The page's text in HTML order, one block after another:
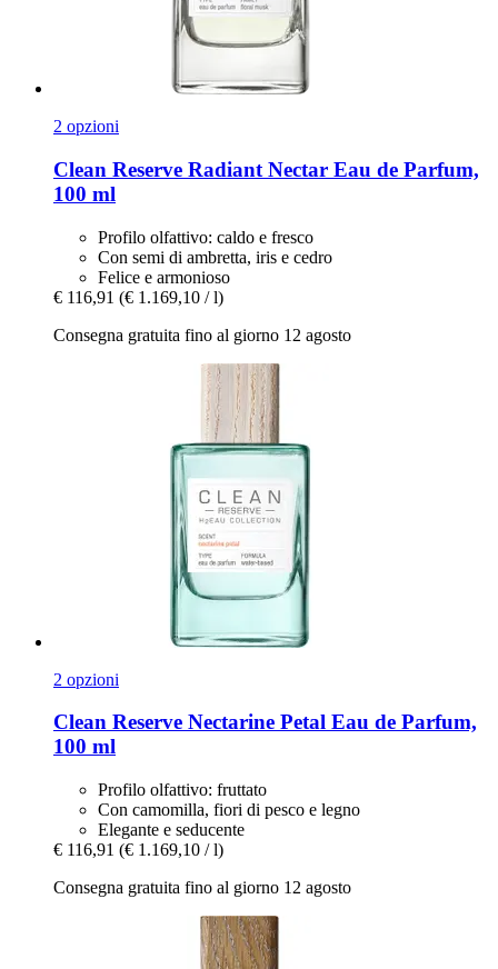
2 opzioni
Clean Reserve Radiant Nectar Eau de Parfum,
100 ml
Profilo olfattivo: caldo e fresco
Con semi di ambretta, iris e cedro
Felice e armonioso
€ 116,91 (€ 1.169,10 / l)
Consegna gratuita fino al giorno 12 agosto
2 opzioni
Clean Reserve Nectarine Petal Eau de Parfum,
100 ml
Profilo olfattivo: fruttato
Con camomilla, fiori di pesco e legno
Elegante e seducente
€ 116,91 (€ 1.169,10 / l)
Consegna gratuita fino al giorno 12 agosto